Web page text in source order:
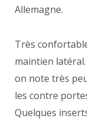
Allemagne.
Très
maintien
on note très
les contre
Quelques